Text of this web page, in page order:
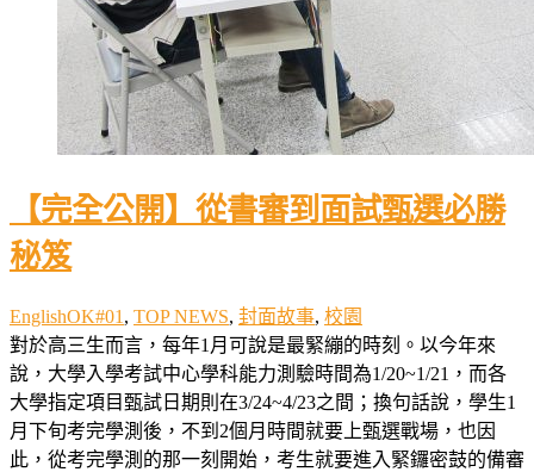
【完全公開】從書審到面試甄選必勝
秘笈
EnglishOK#01 , TOP NEWS, 封面故事, 校園
對於高三生而言，每年1月可說是最緊繃的時刻。以今年來
說，大學入學考試中心學科能力測驗時間為1/20~1/21，而各
大學指定項目甄試日期則在3/24~4/23之間；換句話說，學生1
月下旬考完學測後，不到2個月時間就要上甄選戰場，也因
此，從考完學測的那一刻開始，考生就要進入緊鑼密鼓的備審